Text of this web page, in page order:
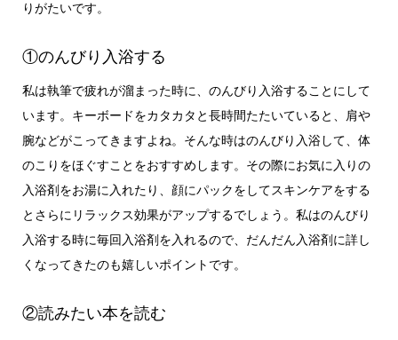
りがたいです。
①のんびり入浴する
私は執筆で疲れが溜まった時に、のんびり入浴することにして
います。キーボードをカタカタと長時間たたいていると、肩や
腕などがこってきますよね。そんな時はのんびり入浴して、体
のこりをほぐすことをおすすめします。その際にお気に入りの
入浴剤をお湯に入れたり、顔にパックをしてスキンケアをする
とさらにリラックス効果がアップするでしょう。私はのんびり
入浴する時に毎回入浴剤を入れるので、だんだん入浴剤に詳し
くなってきたのも嬉しいポイントです。
②読みたい本を読む